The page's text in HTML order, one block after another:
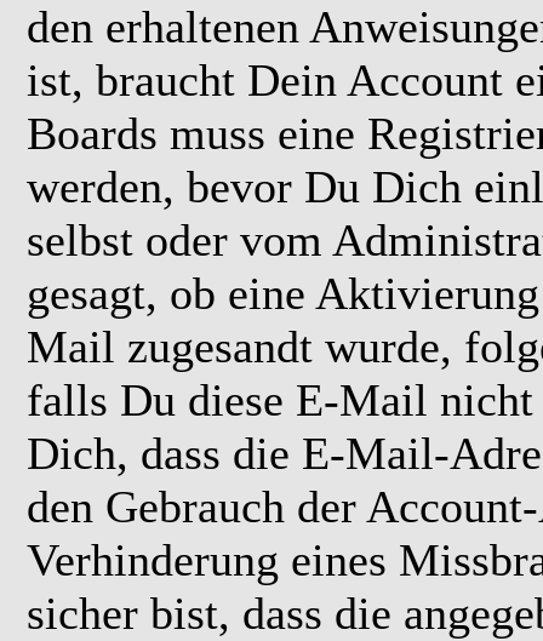
den erhaltenen
ist, braucht Dein Account
Boards muss eine
werden, bevor Du Dich
selbst oder vom
gesagt, ob eine
Mail zugesandt wurde,
falls Du diese E-Mail nicht
Dich, dass die E-Mail-
den Gebrauch der
Verhinderung eines
sicher bist, dass die